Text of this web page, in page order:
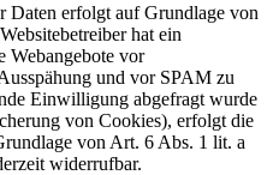
Daten erfolgt auf Grundlage von
hat ein
Webangebote vor
und vor SPAM zu
Einwilligung abgefragt wurde
von Cookies), erfolgt die
von Art. 6 Abs. 1 lit. a
widerrufbar.